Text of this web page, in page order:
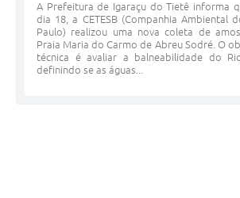
A Prefeitura de Igaraçu do Tietê informa
dia 18, a CETESB (Companhia Ambiental
Paulo) realizou uma nova coleta de
Praia Maria do Carmo de Abreu Sodré. O
técnica é avaliar a balneabilidade do
definindo se as águas...